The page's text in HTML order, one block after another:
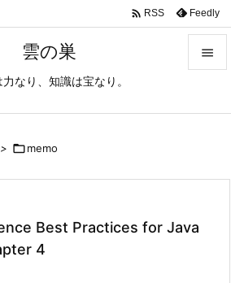
雲の巣
なり、知識は宝なり。

 RSS Feedly
> memo
Best Practices for Java
4